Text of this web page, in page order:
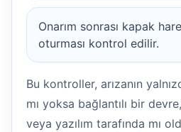
Onarım sonrası kapak
oturması kontrol edilir.
Bu kontroller, arızanın
mı yoksa bağlantılı bir
veya yazılım tarafında mı